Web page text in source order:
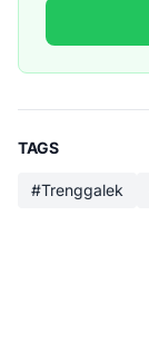
TAGS
#Trenggalek